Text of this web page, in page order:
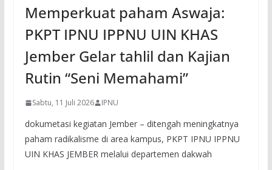
Memperkuat paham Aswaja:
PKPT IPNU IPPNU UIN KHAS
Jember Gelar tahlil dan Kajian
Rutin “Seni Memahami”
Sabtu, 11 Juli 2026 IPNU
dokumetasi kegiatan Jember – ditengah meningkatnya
paham radikalisme di area kampus, PKPT IPNU IPPNU
UIN KHAS JEMBER melalui departemen dakwah